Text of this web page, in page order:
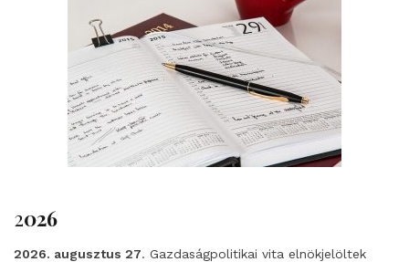
2026
2026. augusztus 27. Gazdaságpolitikai vita elnökjelöltek